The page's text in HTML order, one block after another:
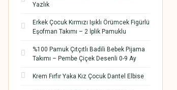
Yazlık
Erkek Çocuk Kırmızı Işıklı Örümcek Figürlü
Eşofman Takımı – 2 İplik Pamuklu
%100 Pamuk Çıtçıtlı Badili Bebek Pijama
Takımı – Pembe Çiçek Desenli 0-9 Ay
Krem Fırfır Yaka Kız Çocuk Dantel Elbise